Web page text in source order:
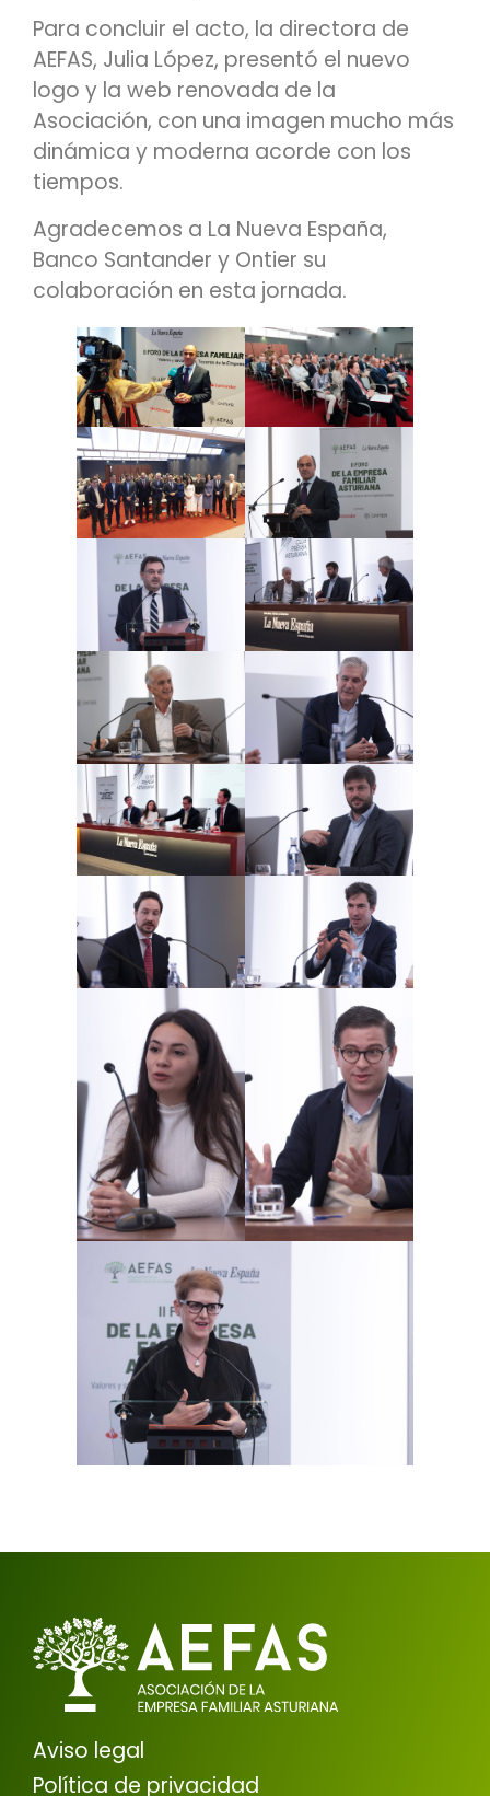
Para concluir el acto, la directora de
AEFAS, Julia López, presentó el nuevo
logo y la web renovada de la
Asociación, con una imagen mucho más
dinámica y moderna acorde con los
tiempos.
Agradecemos a La Nueva España,
Banco Santander y Ontier su
colaboración en esta jornada.
Aviso legal
Política de privacidad